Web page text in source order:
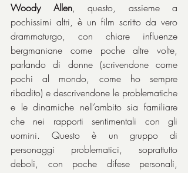
Woody Allen, questo, assieme a
pochissimi altri, è un film scritto da vero
drammaturgo, con chiare influenze
bergmaniane come poche altre volte,
parlando di donne (scrivendone come
pochi al mondo, come ho sempre
ribadito) e descrivendone le problematiche
e le dinamiche nell’ambito sia familiare
che nei rapporti sentimentali con gli
uomini. Questo è un gruppo di
personaggi problematici, soprattutto
deboli, con poche difese personali,